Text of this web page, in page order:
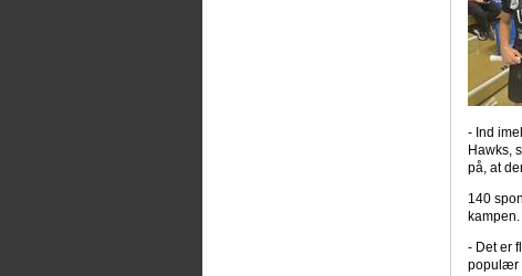
- Ind
Hawks,
på, at
140
kampen.
- Det er
populær